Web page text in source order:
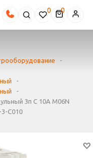
0
-
-
-
3п C 10А M06N
C010